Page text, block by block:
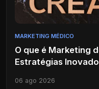
MARKETING MÉDICO
O que é Marketing
Estratégias
06 ago 2026